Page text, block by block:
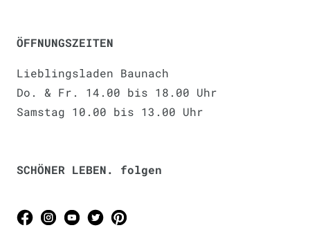
ÖFFNUNGSZEITEN
Lieblingsladen Baunach
Do. & Fr. 14.00 bis 18.00 Uhr
Samstag 10.00 bis 13.00 Uhr
SCHÖNER LEBEN. folgen